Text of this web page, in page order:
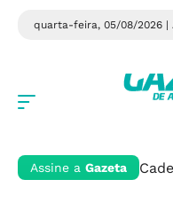
quarta-feira, 05/08/2026 |
Assine a Gazeta